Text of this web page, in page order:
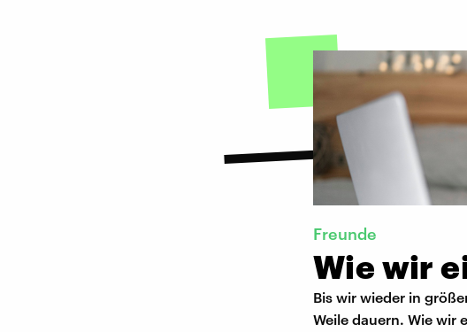
Freunde
Wie wir
Bis wir wieder in
Weile dauern. Wie wir